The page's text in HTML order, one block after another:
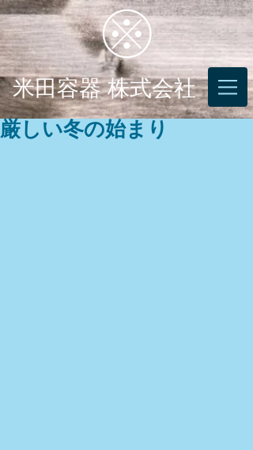
米田容器 株式会社
厳しい冬の始まり